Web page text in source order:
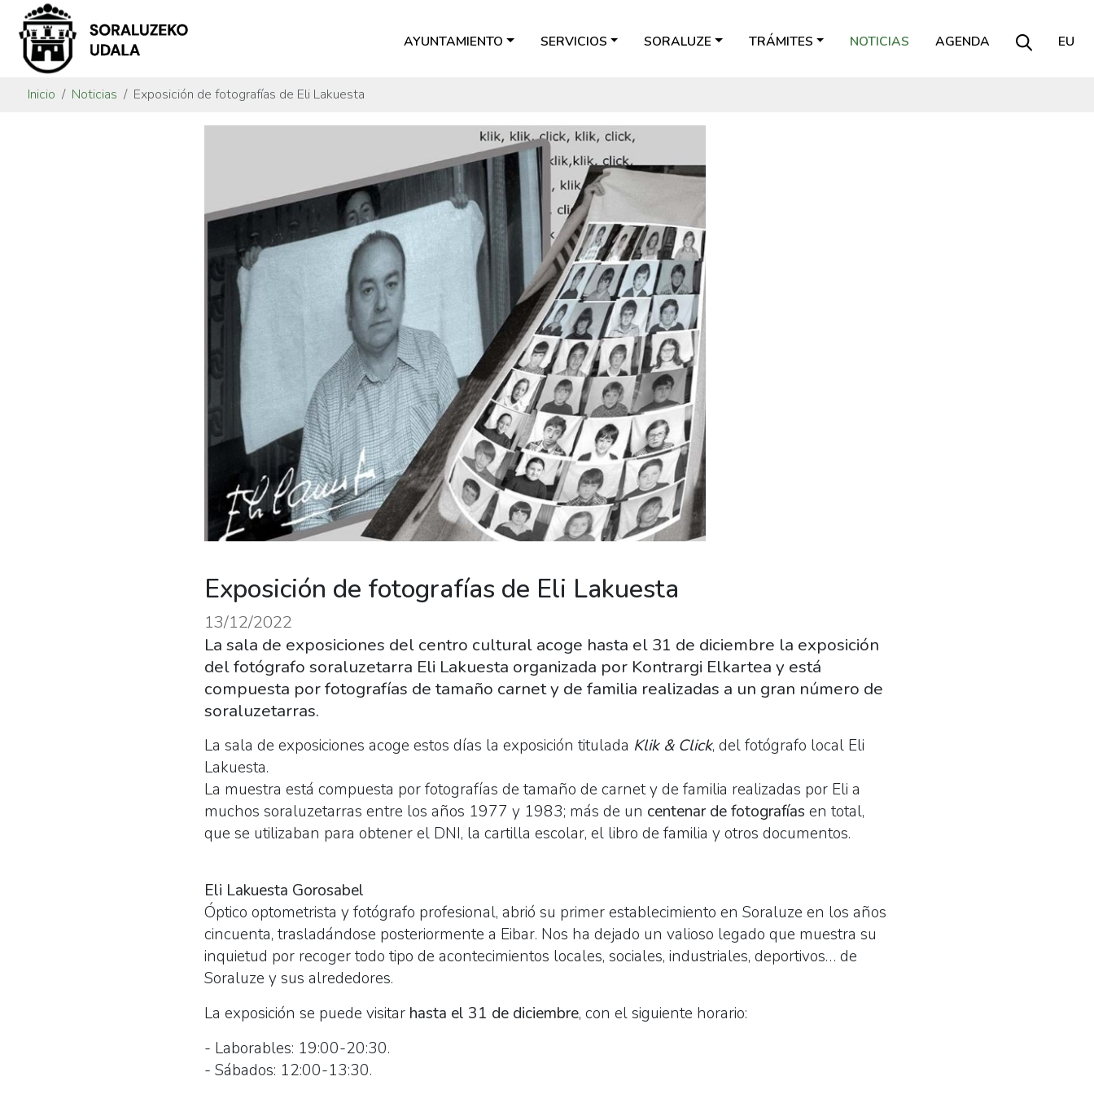
AYUNTAMIENTO SERVICIOS SORALUZE TRÁMITES NOTICIAS AGENDA EU
Inicio Noticias Exposición de fotografías de Eli Lakuesta
Exposición de fotografías de Eli Lakuesta
13/12/2022
La sala de exposiciones del centro cultural acoge hasta el 31 de diciembre la exposición
del fotógrafo soraluzetarra Eli Lakuesta organizada por Kontrargi Elkartea y está
compuesta por fotografías de tamaño carnet y de familia realizadas a un gran número de
soraluzetarras.
La sala de exposiciones acoge estos días la exposición titulada Klik & Click, del fotógrafo local Eli
Lakuesta.
La muestra está compuesta por fotografías de tamaño de carnet y de familia realizadas por Eli a
muchos soraluzetarras entre los años 1977 y 1983; más de un centenar defotografías en total,
que se utilizaban para obtener el DNI, la cartilla escolar, el libro de familia y otros documentos.
Eli Lakuesta Gorosabel
Óptico optometrista y fotógrafo profesional, abrió su primer establecimiento en Soraluze en los años
cincuenta, trasladándose posteriormente a Eibar. Nos ha dejado un valioso legado que muestra su
inquietud por recoger todo tipo de acontecimientos locales, sociales, industriales, deportivos… de
Soraluze y sus alrededores.
La exposición se puede visitar hasta el 31 de diciembre, con el siguiente horario:
- Laborables: 19:00-20:30.
- Sábados: 12:00-13:30.